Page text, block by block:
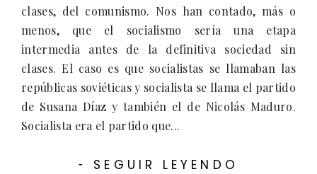
clases, del comunismo. Nos han contado, más o
menos, que el socialismo sería una etapa
intermedia antes de la definitiva sociedad sin
clases. El caso es que socialistas se llamaban las
repúblicas soviéticas y socialista se llama el partido
de Susana Díaz y también el de Nicolás Maduro.
Socialista era el partido que...
- SEGUIR LEYENDO